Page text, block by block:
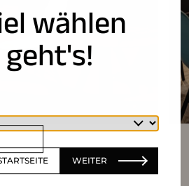
wählen
WEITER